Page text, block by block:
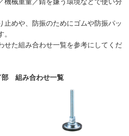
止めや、防振のためにゴムや防振パッ
せた組み合わせ一覧を参考にしてくだ
部 組み合わせ一覧